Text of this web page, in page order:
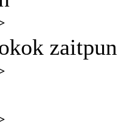
zaitpun